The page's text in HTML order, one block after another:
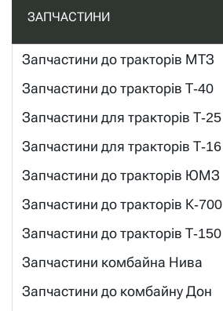
ЗАПЧАСТИНИ
Запчастини до тракторів МТЗ
Запчастини до тракторів Т-40
Запчастини для тракторів Т-25
Запчастини для тракторів Т-16
Запчастини до тракторів ЮМЗ
Запчастини до тракторів К-700
Запчастини до тракторів Т-150
Запчастини комбайна Нива
Запчастини до комбайну Дон